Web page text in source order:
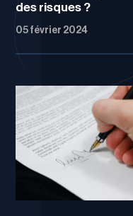
des risques ?
05 février 2024